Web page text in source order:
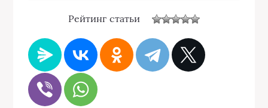
Рейтинг статьи